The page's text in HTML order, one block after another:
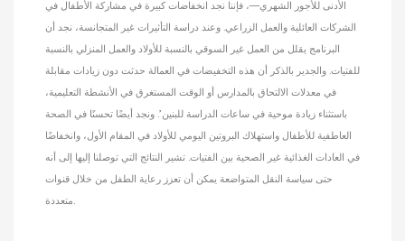
الأدنى للأجور الشهري—، فإننا نجد انخفاضات كبيرة في مشاركة الأطفال في
الشركات العائلية والعمل الزراعي. وعند دراسة التأثيرات غير المتجانسة، نجد أن
البرنامج يقلل من العمل غير السوقي بالنسبة للأولاد والعمل المنزلي بالنسبة
للفتيات. والجدير بالذكر أن هذه التخفيضات في العمالة حدثت دون زيادات مقابلة
في معدلات الالتحاق بالمدارس أو الوقت المستغرق في الأنشطة التعليمية،
باستثناء زيادة موحية في ساعات الدراسة للبنين’. ونجد أيضًا تحسنًا في الصحة
العاطفية للأطفال واستهلاك البروتين اليومي للأولاد في المقام الأول، وانخفاضًا
في العادات الغذائية غير الصحية بين الفتيات. تشير النتائج التي توصلنا إليها إلى أنه
حتى سياسة النقل المتواضعة يمكن أن تعزز رعاية الطفل من خلال قنوات